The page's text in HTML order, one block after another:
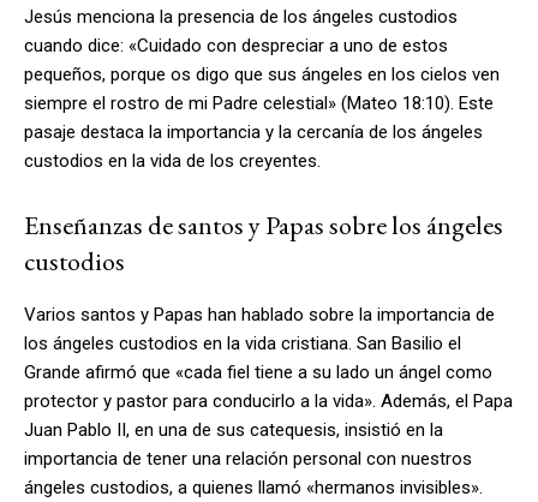
Jesús menciona la presencia de los ángeles custodios
cuando dice: «Cuidado con despreciar a uno de estos
pequeños, porque os digo que sus ángeles en los cielos ven
siempre el rostro de mi Padre celestial» (Mateo 18:10). Este
pasaje destaca la importancia y la cercanía de los ángeles
custodios en la vida de los creyentes.
Enseñanzas de santos y Papas sobre los ángeles
custodios
Varios santos y Papas han hablado sobre la importancia de
los ángeles custodios en la vida cristiana. San Basilio el
Grande afirmó que «cada fiel tiene a su lado un ángel como
protector y pastor para conducirlo a la vida». Además, el Papa
Juan Pablo II, en una de sus catequesis, insistió en la
importancia de tener una relación personal con nuestros
ángeles custodios, a quienes llamó «hermanos invisibles».